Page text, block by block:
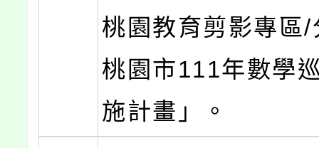
桃園教育剪影專區
桃園市111年數學
施計畫」。